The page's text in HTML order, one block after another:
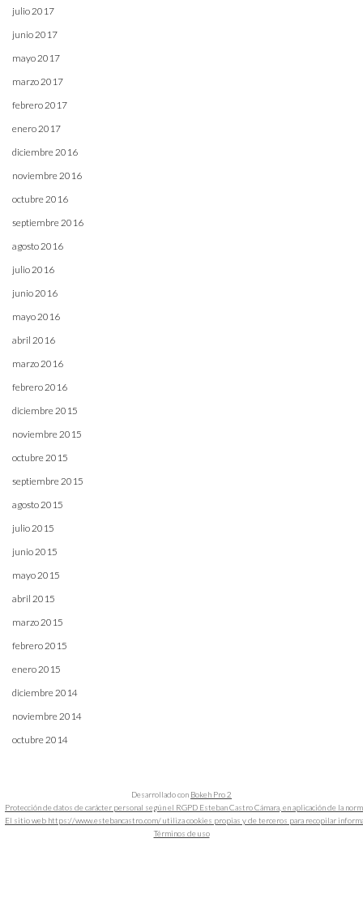
julio 2017
junio 2017
mayo 2017
marzo 2017
febrero 2017
enero 2017
diciembre 2016
noviembre 2016
octubre 2016
septiembre 2016
agosto 2016
julio 2016
junio 2016
mayo 2016
abril 2016
marzo 2016
febrero 2016
diciembre 2015
noviembre 2015
octubre 2015
septiembre 2015
agosto 2015
julio 2015
junio 2015
mayo 2015
abril 2015
marzo 2015
febrero 2015
enero 2015
diciembre 2014
noviembre 2014
octubre 2014
Desarrollado con Bokeh Pro 2
Protección de datos de carácter personal según el RGPD Esteban Castro Cámara, en aplicación de la
El sitio web https://www.estebancastro.com/ utiliza cookies propias y de terceros para recopilar
Términos de uso